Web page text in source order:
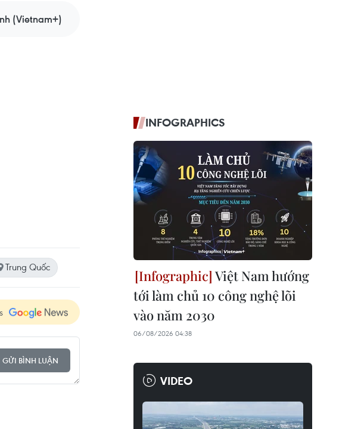
(Vietnam+)
Trung Quốc
GỬI BÌNH LUẬN
INFOGRAPHICS
Việt Nam hướng
tới làm chủ 10 công nghệ lõi
vào năm 2030
06/08/2026 04:38
VIDEO